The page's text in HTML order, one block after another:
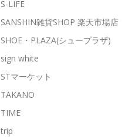
S-LIFE
SANSHIN雑貨SHOP 楽天市場店
SHOE・PLAZA(シュープラザ)
sign white
STマーケット
TAKANO
TIME
trip